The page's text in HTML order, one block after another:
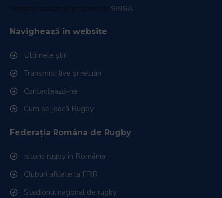
Website realizat și întreținut de SINGA
Navighează în website
Ultimele știri
Transmisii live și reluări
Contactează-ne
Cum se joacă Rugby
Federația Româna de Rugby
Istoric rugby în România
Cluburi afiliate la FRR
Stadionul național de rugby